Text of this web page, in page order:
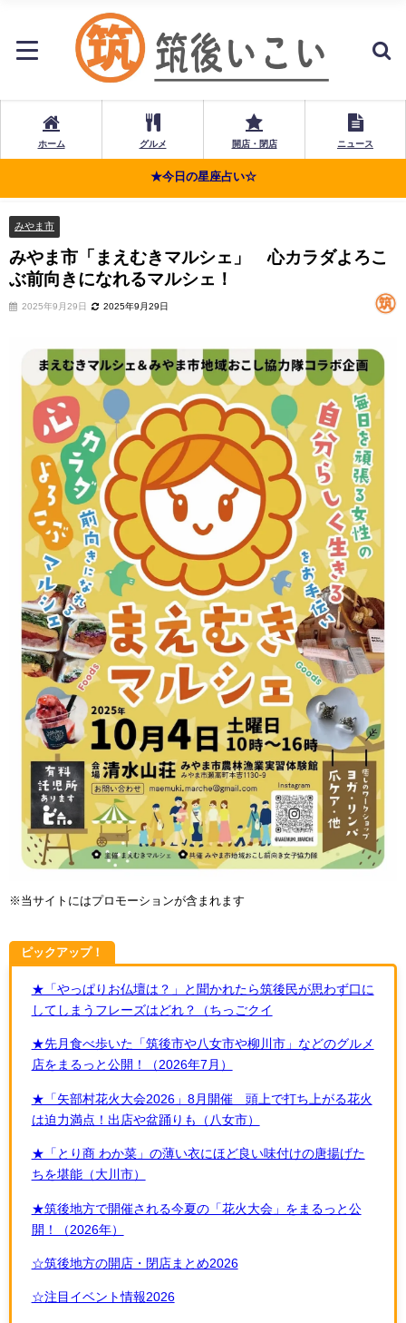
ホーム グルメ 開店・閉店 ニュース
★今日の星座占い☆
みやま市
みやま市「まえむきマルシェ」 心カラダよろこ
ぶ前向きになれるマルシェ！
2025年9月29日 2025年9月29日
※当サイトにはプロモーションが含まれます
ピックアップ！
★「やっぱりお仏壇は？」と聞かれたら筑後民が思わず口に
してしまうフレーズはどれ？（ちっごクイ
★先月食べ歩いた「筑後市や八女市や柳川市」などのグルメ
店をまるっと公開！（2026年7月）
★「矢部村花火大会2026」8月開催 頭上で打ち上がる花火
は迫力満点！出店や盆踊りも（八女市）
★「とり商 わか菜」の薄い衣にほど良い味付けの唐揚げた
ちを堪能（大川市）
★筑後地方で開催される今夏の「花火大会」をまるっと公
開！（2026年）
☆筑後地方の開店・閉店まとめ2026
☆注目イベント情報2026